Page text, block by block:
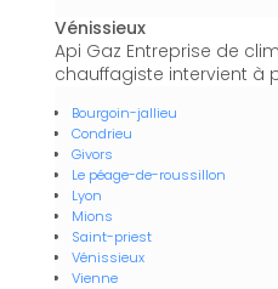
Vénissieux
Api Gaz Entreprise de
chauffagiste intervient à
Bourgoin-jallieu
Condrieu
Givors
Le péage-de-roussillon
Lyon
Mions
Saint-priest
Vénissieux
Vienne